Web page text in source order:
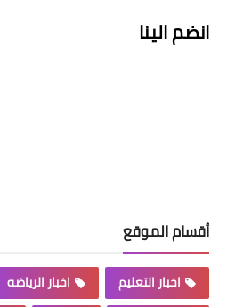
انضم الينا
أقسام الموقع
اخبار التعليم اخبار الرياضه